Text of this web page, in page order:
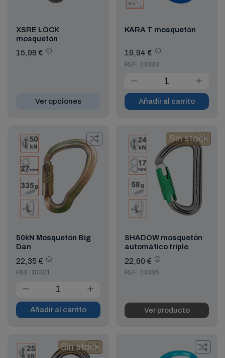
XSRE LOCK
mosquetón
15,98 €
Ver opciones
KARA T mosquetón
19,94 €
REF: 10383
Añadir al carrito
50kN Mosquetón Big
Dan
22,35 €
REF: 10321
Añadir al carrito
Sin stock
SHADOW mosquetón
automático triple
22,60 €
REF: 10385
Ver producto
Sin stock